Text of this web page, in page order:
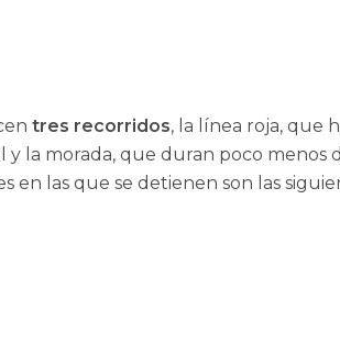
tres recorridos, la línea roja, que
y la morada, que duran poco menos
en las que se detienen son las